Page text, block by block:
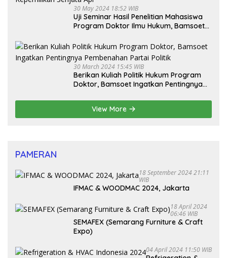
30 May 2024 18:52 WIB
Uji Seminar Hasil Penelitian Mahasiswa
Program Doktor Ilmu Hukum, Bamsoet
Senjata Api
30 March 2024 15:45 WIB
Berikan Kuliah Politik Hukum Program
Doktor, Bamsoet Ingatkan Pentingnya
View More
PAMERAN
18 September 2024 21:11
WIB
IFMAC & WOODMAC 2024, Jakarta
18 April 2024
06:46 WIB
SEMAFEX (Semarang Furniture & Craft
Expo)
04 April 2024 11:50 WIB